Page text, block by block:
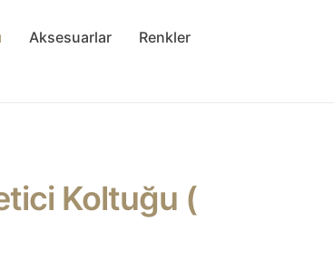
Aksesuarlar Renkler
Koltuğu (